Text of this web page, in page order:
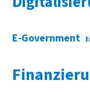
E-Government